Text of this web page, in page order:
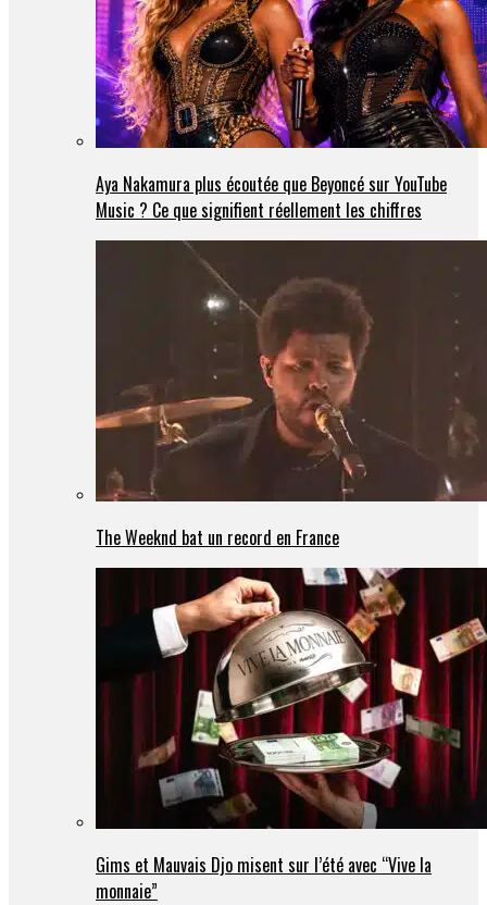
Aya Nakamura plus écoutée que Beyoncé sur YouTube
Music ? Ce que signifient réellement les chiffres
The Weeknd bat un record en France
Gims et Mauvais Djo misent sur l’été avec “Vive la
monnaie”